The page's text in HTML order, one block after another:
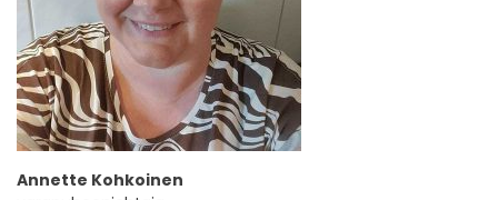
Annette Kohkoinen